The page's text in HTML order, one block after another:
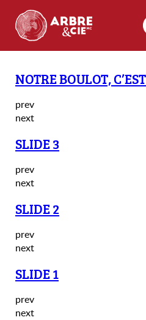
NOTRE BOULOT,
prev
next
SLIDE 3
prev
next
SLIDE 2
prev
next
SLIDE 1
prev
next